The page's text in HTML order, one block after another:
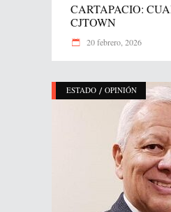
CARTAPACIO:
CJTOWN
20 febrero, 2026
ESTADO / OPINIÓN